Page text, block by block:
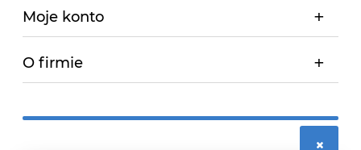
Moje konto
O firmie